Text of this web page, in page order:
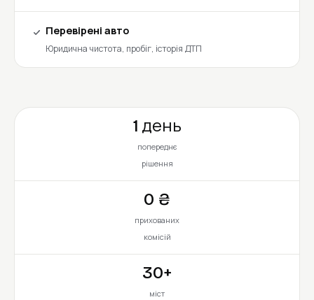
Перевірені авто
Юридична чистота, пробіг, історія ДТП
1 день
попереднє
рішення
0 ₴
прихованих
комісій
30+
міст